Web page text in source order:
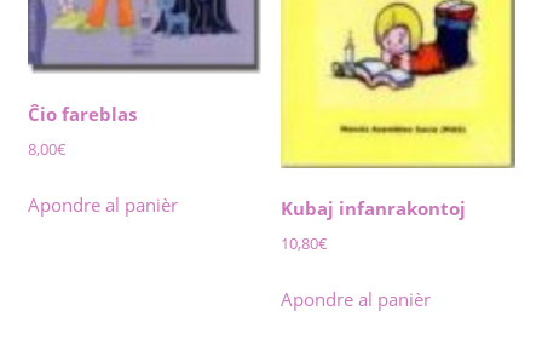
Ĉio fareblas
8,00€
Apondre al panièr Kubaj infanrakontoj
10,80€
Apondre al panièr